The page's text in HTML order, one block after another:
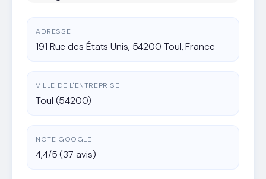
ADRESSE
191 Rue des États Unis, 54200 Toul, France
VILLE DE L'ENTREPRISE
Toul (54200)
NOTE GOOGLE
4,4/5 (37 avis)